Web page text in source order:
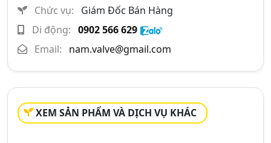
Chức vụ:
Giám Đốc Bán Hàng
Di động: 0902 566 629
Email:
nam.valve@gmail.com
XEM SẢN PHẨM VÀ DỊCH VỤ KHÁC